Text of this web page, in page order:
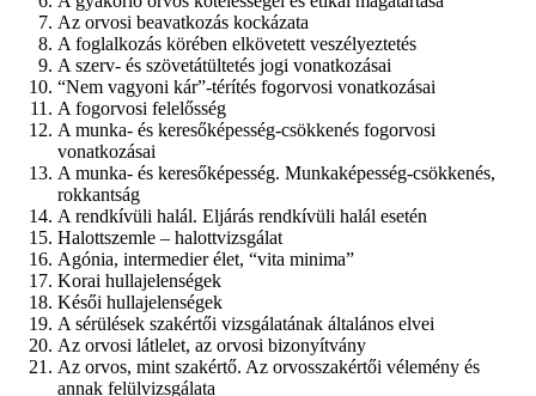
Az orvosi beavatkozás kockázata
A foglalkozás körében elkövetett veszélyeztetés
A szerv- és szövetátültetés jogi vonatkozásai
“Nem vagyoni kár”-térítés fogorvosi vonatkozásai
A fogorvosi felelősség
A munka- és keresőképesség-csökkenés fogorvosi
vonatkozásai
A munka- és keresőképesség. Munkaképesség-csökkenés,
rokkantság
A rendkívüli halál. Eljárás rendkívüli halál esetén
Halottszemle – halottvizsgálat
Agónia, intermedier élet, “vita minima”
Korai hullajelenségek
Késői hullajelenségek
A sérülések szakértői vizsgálatának általános elvei
Az orvosi látlelet, az orvosi bizonyítvány
Az orvos, mint szakértő. Az orvosszakértői vélemény és
annak felülvizsgálata